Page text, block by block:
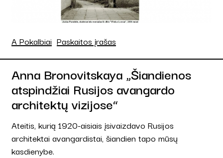
A Pokalbiai Paskaitos įrašas
Anna Bronovitskaya „Šiandienos
atspindžiai Rusijos avangardo
architektų vizijose“
Ateitis, kurią 1920-aisiais įsivaizdavo Rusijos
architektai avangardistai, šiandien tapo mūsų
kasdienybe.